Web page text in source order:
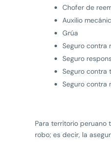
Chofer de
Auxilio
Grúa
Seguro contra
Seguro
Seguro contra
Seguro contra
Para territorio peruano
robo; es decir, la